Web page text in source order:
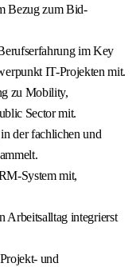
Bezug zum Bid-
im Key
IT-Projekten mit.
zu Mobility,
Sector mit.
der fachlichen und
System mit,
integrierst
und